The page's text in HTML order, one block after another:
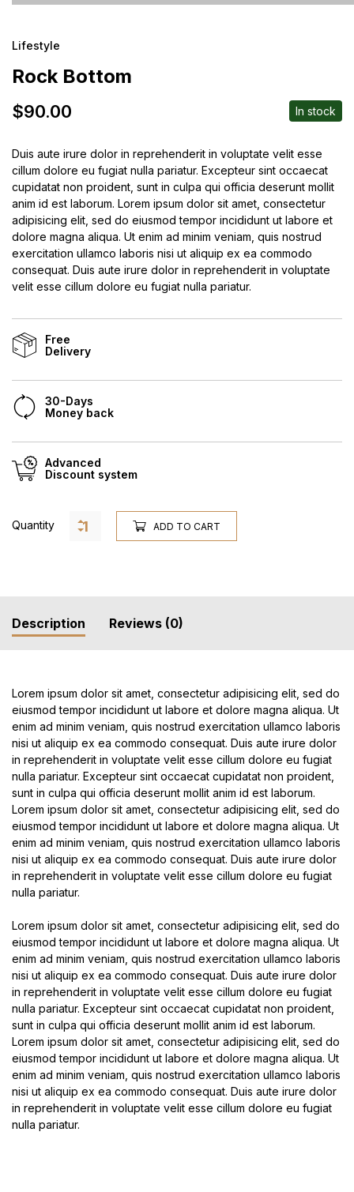
Lifestyle
Rock Bottom
$90.00 In stock
Duis aute irure dolor in reprehenderit in voluptate velit esse
cillum dolore eu fugiat nulla pariatur. Excepteur sint occaecat
cupidatat non proident, sunt in culpa qui officia deserunt mollit
anim id est laborum. Lorem ipsum dolor sit amet, consectetur
adipisicing elit, sed do eiusmod tempor incididunt ut labore et
dolore magna aliqua. Ut enim ad minim veniam, quis nostrud
exercitation ullamco laboris nisi ut aliquip ex ea commodo
consequat. Duis aute irure dolor in reprehenderit in voluptate
velit esse cillum dolore eu fugiat nulla pariatur.
Free
Delivery
30-Days
Money back
Advanced
Discount system
Quantity ADD TO CART
Description Reviews (0)
Lorem ipsum dolor sit amet, consectetur adipisicing elit, sed do
eiusmod tempor incididunt ut labore et dolore magna aliqua. Ut
enim ad minim veniam, quis nostrud exercitation ullamco laboris
nisi ut aliquip ex ea commodo consequat. Duis aute irure dolor
in reprehenderit in voluptate velit esse cillum dolore eu fugiat
nulla pariatur. Excepteur sint occaecat cupidatat non proident,
sunt in culpa qui officia deserunt mollit anim id est laborum.
Lorem ipsum dolor sit amet, consectetur adipisicing elit, sed do
eiusmod tempor incididunt ut labore et dolore magna aliqua. Ut
enim ad minim veniam, quis nostrud exercitation ullamco laboris
nisi ut aliquip ex ea commodo consequat. Duis aute irure dolor
in reprehenderit in voluptate velit esse cillum dolore eu fugiat
nulla pariatur.
Lorem ipsum dolor sit amet, consectetur adipisicing elit, sed do
eiusmod tempor incididunt ut labore et dolore magna aliqua. Ut
enim ad minim veniam, quis nostrud exercitation ullamco laboris
nisi ut aliquip ex ea commodo consequat. Duis aute irure dolor
in reprehenderit in voluptate velit esse cillum dolore eu fugiat
nulla pariatur. Excepteur sint occaecat cupidatat non proident,
sunt in culpa qui officia deserunt mollit anim id est laborum.
Lorem ipsum dolor sit amet, consectetur adipisicing elit, sed do
eiusmod tempor incididunt ut labore et dolore magna aliqua. Ut
enim ad minim veniam, quis nostrud exercitation ullamco laboris
nisi ut aliquip ex ea commodo consequat. Duis aute irure dolor
in reprehenderit in voluptate velit esse cillum dolore eu fugiat
nulla pariatur.